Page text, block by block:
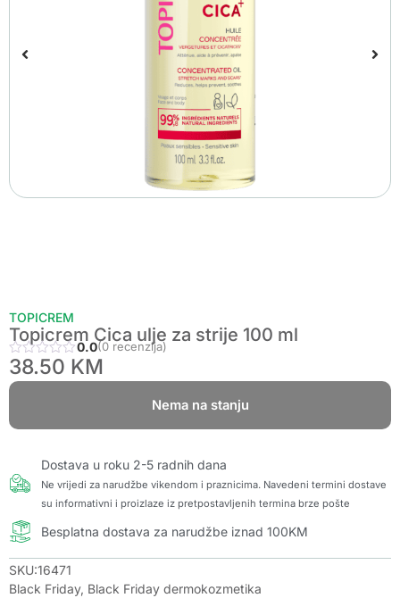
TOPICREM
Topicrem Cica ulje za strije 100 ml
0.0(0 recenzija)
38.50 KM
Nema na stanju
Dostava u roku 2-5 radnih dana
Ne vrijedi za narudžbe vikendom i praznicima. Navedeni termini dostave
su informativni i proizlaze iz pretpostavljenih termina brze pošte
Besplatna dostava za narudžbe iznad 100KM
SKU:16471
Black Friday, Black Friday dermokozmetika